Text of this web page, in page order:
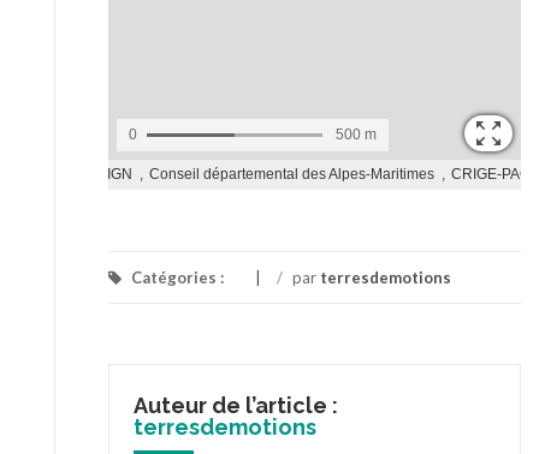
Catégories : / par terresdemotions
Auteur de l’article :
terresdemotions